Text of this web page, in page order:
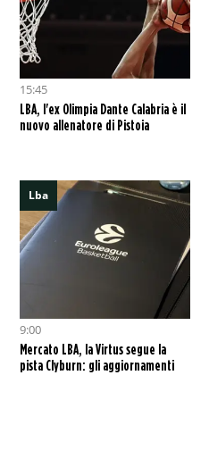
15:45
LBA, l'ex Olimpia Dante Calabria è il
nuovo allenatore di Pistoia
Lba
9:00
Mercato LBA, la Virtus segue la
pista Clyburn: gli aggiornamenti